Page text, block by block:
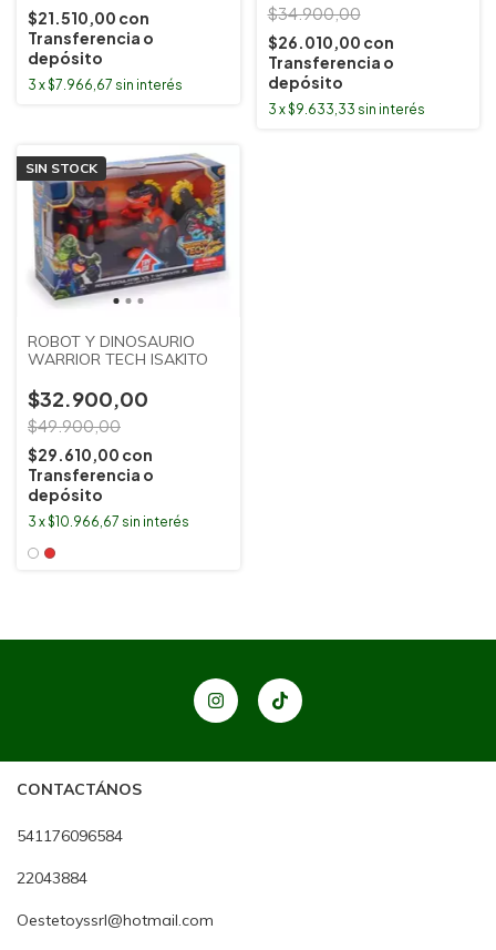
$21.510,00 con
Transferencia o
depósito
3 x$7.966,67 sin interés
$34.900,00
$26.010,00 con
Transferencia o
depósito
3 x$9.633,33 sin interés
SIN STOCK
ROBOT Y DINOSAURIO
WARRIOR TECH ISAKITO
$32.900,00
$49.900,00
$29.610,00 con
Transferencia o
depósito
3 x$10.966,67 sin interés
CONTACTÁNOS
541176096584
22043884
Oestetoyssrl@hotmail.com